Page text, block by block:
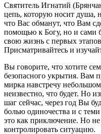
Святитель Игнатий
цепь, которую носит душа,
что Вас обманут, что Вам
помощью к Богу, но и сами
свою жизнь с первых
Присматривайтесь и
Вы говорите, что хотите
безопасного укрытия. Вам
мирка навстречу
неизвестно, что будет. Но
шаг сейчас, через год Вы
болью одиночества и с
это как приключение. Но не
контролировать ситуацию.